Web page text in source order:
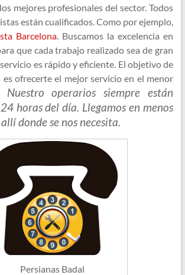
mejores profesionales del sector. Todos
están cualificados. Como por ejemplo,
Barcelona. Buscamos la excelencia en
que cada trabajo realizado sea de gran
es rápido y eficiente. El objetivo de
es ofrecerte el mejor servicio en el menor
operarios siempre están
horas del día. Llegamos en menos
donde se nos necesita.
Persianas Badal